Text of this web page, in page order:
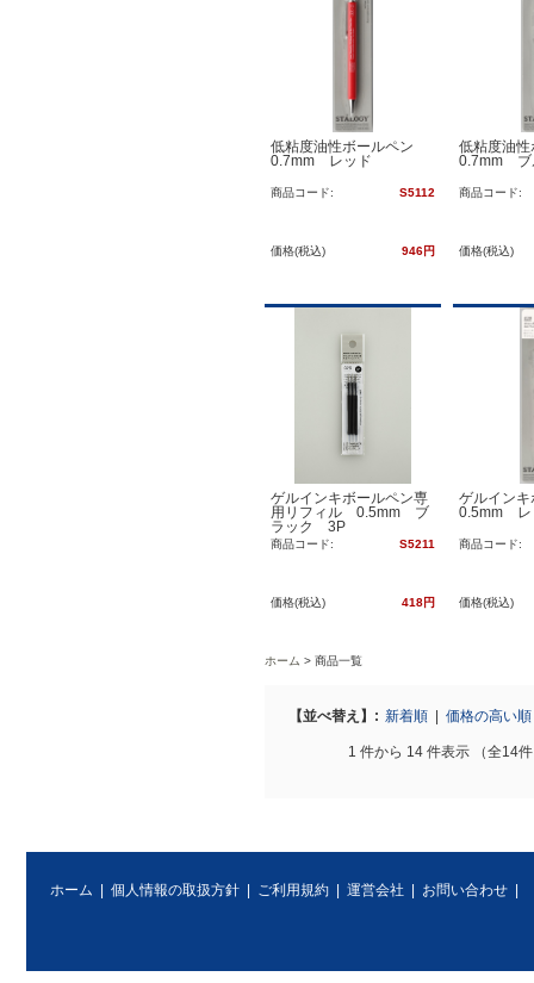
低粘度油性ボールペン
0.7mm レッド
商品コード: S5112
価格(税込) 946円
低粘度油
0.7mm ブ
商品コード:
価格(税込)
ゲルインキボールペン専
用リフィル 0.5mm ブ
ラック 3P
商品コード: S5211
価格(税込) 418円
ゲルイン
0.5mm レ
商品コード:
価格(税込)
ホーム 商品一覧
【並べ替え】: 新着順 価格の高い順
1 件から 14 件表示 （全14
ホーム 個人情報の取扱方針 ご利用規約 運営会社 お問い合わせ